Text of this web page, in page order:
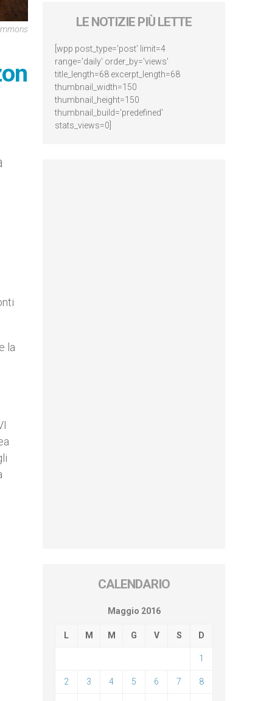
la
LE NOTIZIE PIÙ LETTE
[wpp post_type='post' limit=4
range='daily' order_by='views'
title_length=68 excerpt_length=68
thumbnail_width=150
thumbnail_height=150
thumbnail_build='predefined'
stats_views=0]
CALENDARIO
Maggio 2016
L M M G V S D
1
2 3 4 5 6 7 8